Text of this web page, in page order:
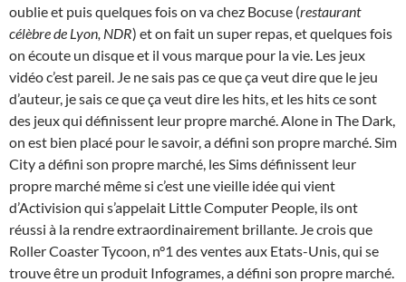
oublie et puis quelques fois on va chez Bocuse (restaurant
célèbre de Lyon, NDR) et on fait un super repas, et quelques fois
on écoute un disque et il vous marque pour la vie. Les jeux
vidéo c’est pareil. Je ne sais pas ce que ça veut dire que le jeu
d’auteur, je sais ce que ça veut dire les hits, et les hits ce sont
des jeux qui définissent leur propre marché. Alone in The Dark,
on est bien placé pour le savoir, a défini son propre marché. Sim
City a défini son propre marché, les Sims définissent leur
propre marché même si c’est une vieille idée qui vient
d’Activision qui s’appelait Little Computer People, ils ont
réussi à la rendre extraordinairement brillante. Je crois que
Roller Coaster Tycoon, n°1 des ventes aux Etats-Unis, qui se
trouve être un produit Infogrames, a défini son propre marché.